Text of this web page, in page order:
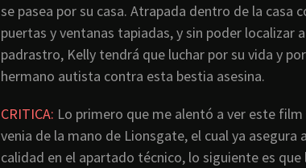
se pasea por su casa. Atrapada dentro de la casa
puertas y ventanas tapiadas, y sin poder localizar
padrastro, Kelly tendrá que luchar por su vida y
hermano autista contra esta bestia asesina.
CRITICA: Lo primero que me alentó a ver este
venia de la mano de Lionsgate, el cual ya asegura
calidad en el apartado técnico, lo siguiente es que